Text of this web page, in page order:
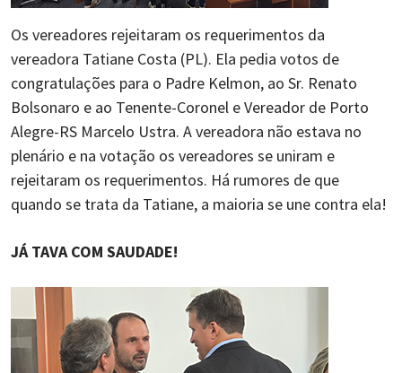
Os vereadores rejeitaram os requerimentos da
vereadora Tatiane Costa (PL). Ela pedia votos de
congratulações para o Padre Kelmon, ao Sr. Renato
Bolsonaro e ao Tenente-Coronel e Vereador de Porto
Alegre-RS Marcelo Ustra. A vereadora não estava no
plenário e na votação os vereadores se uniram e
rejeitaram os requerimentos. Há rumores de que
quando se trata da Tatiane, a maioria se une contra ela!
JÁ TAVA COM SAUDADE!